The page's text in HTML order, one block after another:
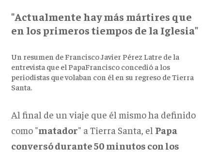
"Actualmente hay más mártires que
en los primeros tiempos de la Iglesia"
Un resumen de Francisco Javier Pérez Latre de la
entrevista que el PapaFrancisco concedió a los
periodistas que volaban con él en su regreso de Tierra
Santa.
Al final de un viaje que él mismo ha definido
como "matador" a Tierra Santa, el Papa
conversó durante 50 minutos con los